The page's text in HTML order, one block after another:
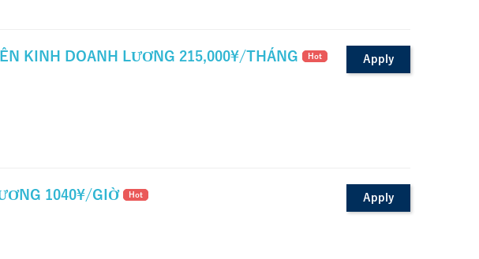
KINH DOANH LƯƠNG 215,000¥/THÁNG Hot Apply
1040¥/GIỜ Hot Apply